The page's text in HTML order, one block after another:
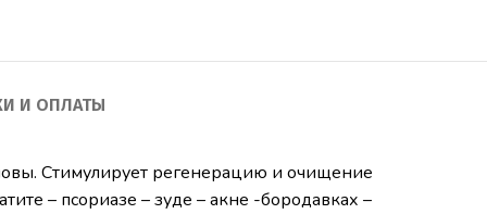
И ОПЛАТЫ
Стимулирует регенерацию и очищение
– псориазе – зуде – акне -бородавках –